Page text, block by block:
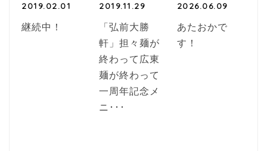
2019.02.01
継続中！
2019.11.29
「弘前大勝
軒」担々麺が
終わって広東
麺が終わって
一周年記念メ
ニ･･･
2026.06.09
あたおかで
す！